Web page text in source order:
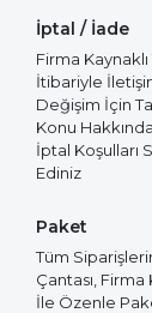
İptal / İade
Firma
İtibariyle
Değişim İçin
Konu
İptal Koşulları
Ediniz
Paket
Tüm
Çantası,
İle Özenle